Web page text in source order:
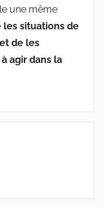
une même
situations de
de les
agir dans la